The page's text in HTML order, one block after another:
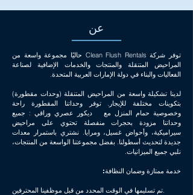
عن
توفر شركة Clean Flush Rentals حاليًا مجموعة واسعة من
المراحيض المتنقلة والمنتجات والخدمات الإضافية لصناعة
الفعاليات والبناء في دولة الإمارات العربية المتحدة.
لدينا تشكيلة واسعة من المراحيض المتنقلة (وحدات مقطورة)
بتكوينات مختلفة للإيجار. توفر وحداتنا المقطورة راحة
وخصوصية حمام المنزل مع ديكور عصري وراقي : جميع
وحداتنا مزودة بحجرات منفصلة تحتوي على مراحيض
سيراميكية، وأحواض غسيل، ومرايا. نشتري باستمرار معدات
جديدة لتحديث أسطولنا. بفضل مجموعتنا الواسعة من المنتجات،
نلبي جميع الميزانيات.
خدمة ممتازة وضمان النظافة:
تم تسليمها في الوقت المحدد من قبل موظفينا المحترفين.